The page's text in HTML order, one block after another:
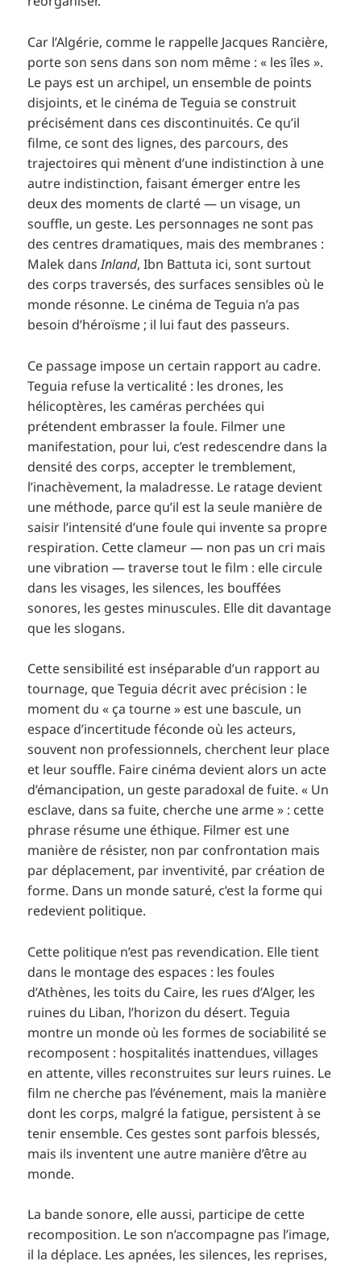
Car l’Algérie, comme le rappelle Jacques Rancière,
porte son sens dans son nom même : « les îles ».
Le pays est un archipel, un ensemble de points
disjoints, et le cinéma de Teguia se construit
précisément dans ces discontinuités. Ce qu’il
filme, ce sont des lignes, des parcours, des
trajectoires qui mènent d’une indistinction à une
autre indistinction, faisant émerger entre les
deux des moments de clarté — un visage, un
souffle, un geste. Les personnages ne sont pas
des centres dramatiques, mais des membranes :
Malek dansInland, Ibn Battuta ici, sont surtout
des corps traversés, des surfaces sensibles où le
monde résonne. Le cinéma de Teguia n’a pas
besoin d’héroïsme ; il lui faut des passeurs.
Ce passage impose un certain rapport au cadre.
Teguia refuse la verticalité : les drones, les
hélicoptères, les caméras perchées qui
prétendent embrasser la foule. Filmer une
manifestation, pour lui, c’est redescendre dans la
densité des corps, accepter le tremblement,
l’inachèvement, la maladresse. Le ratage devient
une méthode, parce qu’il est la seule manière de
saisir l’intensité d’une foule qui invente sa propre
respiration. Cette clameur — non pas un cri mais
une vibration — traverse tout le film : elle circule
dans les visages, les silences, les bouffées
sonores, les gestes minuscules. Elle dit davantage
que les slogans.
Cette sensibilité est inséparable d’un rapport au
tournage, que Teguia décrit avec précision : le
moment du « ça tourne » est une bascule, un
espace d’incertitude féconde où les acteurs,
souvent non professionnels, cherchent leur place
et leur souffle. Faire cinéma devient alors un acte
d’émancipation, un geste paradoxal de fuite. « Un
esclave, dans sa fuite, cherche une arme » : cette
phrase résume une éthique. Filmer est une
manière de résister, non par confrontation mais
par déplacement, par inventivité, par création de
forme. Dans un monde saturé, c’est la forme qui
redevient politique.
Cette politique n’est pas revendication. Elle tient
dans le montage des espaces : les foules
d’Athènes, les toits du Caire, les rues d’Alger, les
ruines du Liban, l’horizon du désert. Teguia
montre un monde où les formes de sociabilité se
recomposent : hospitalités inattendues, villages
en attente, villes reconstruites sur leurs ruines. Le
film ne cherche pas l’événement, mais la manière
dont les corps, malgré la fatigue, persistent à se
tenir ensemble. Ces gestes sont parfois blessés,
mais ils inventent une autre manière d’être au
monde.
La bande sonore, elle aussi, participe de cette
recomposition. Le son n’accompagne pas l’image,
il la déplace. Les apnées, les silences, les reprises,